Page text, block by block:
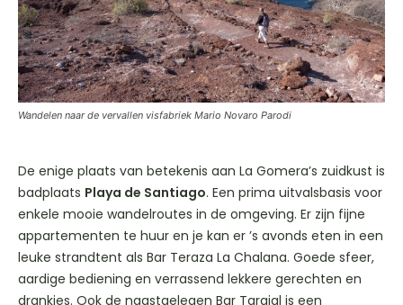
Wandelen naar de vervallen visfabriek Mario Novaro Parodi
De enige plaats van betekenis aan La Gomera’s zuidkust is
badplaats Playa de Santiago. Een prima uitvalsbasis voor
enkele mooie wandelroutes in de omgeving. Er zijn fijne
appartementen te huur en je kan er ’s avonds eten in een
leuke strandtent als Bar Teraza La Chalana. Goede sfeer,
aardige bediening en verrassend lekkere gerechten en
drankjes. Ook de naastgelegen Bar Tarajal is een